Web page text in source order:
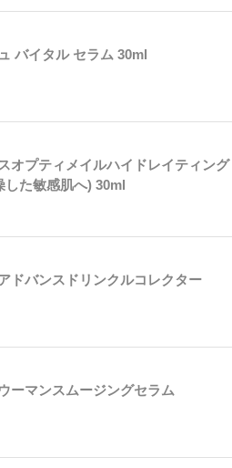
バイタル セラム 30ml
オプティメイルハイドレイティング
した敏感肌へ) 30ml
ドバンスドリンクルコレクター
ーマンスムージングセラム